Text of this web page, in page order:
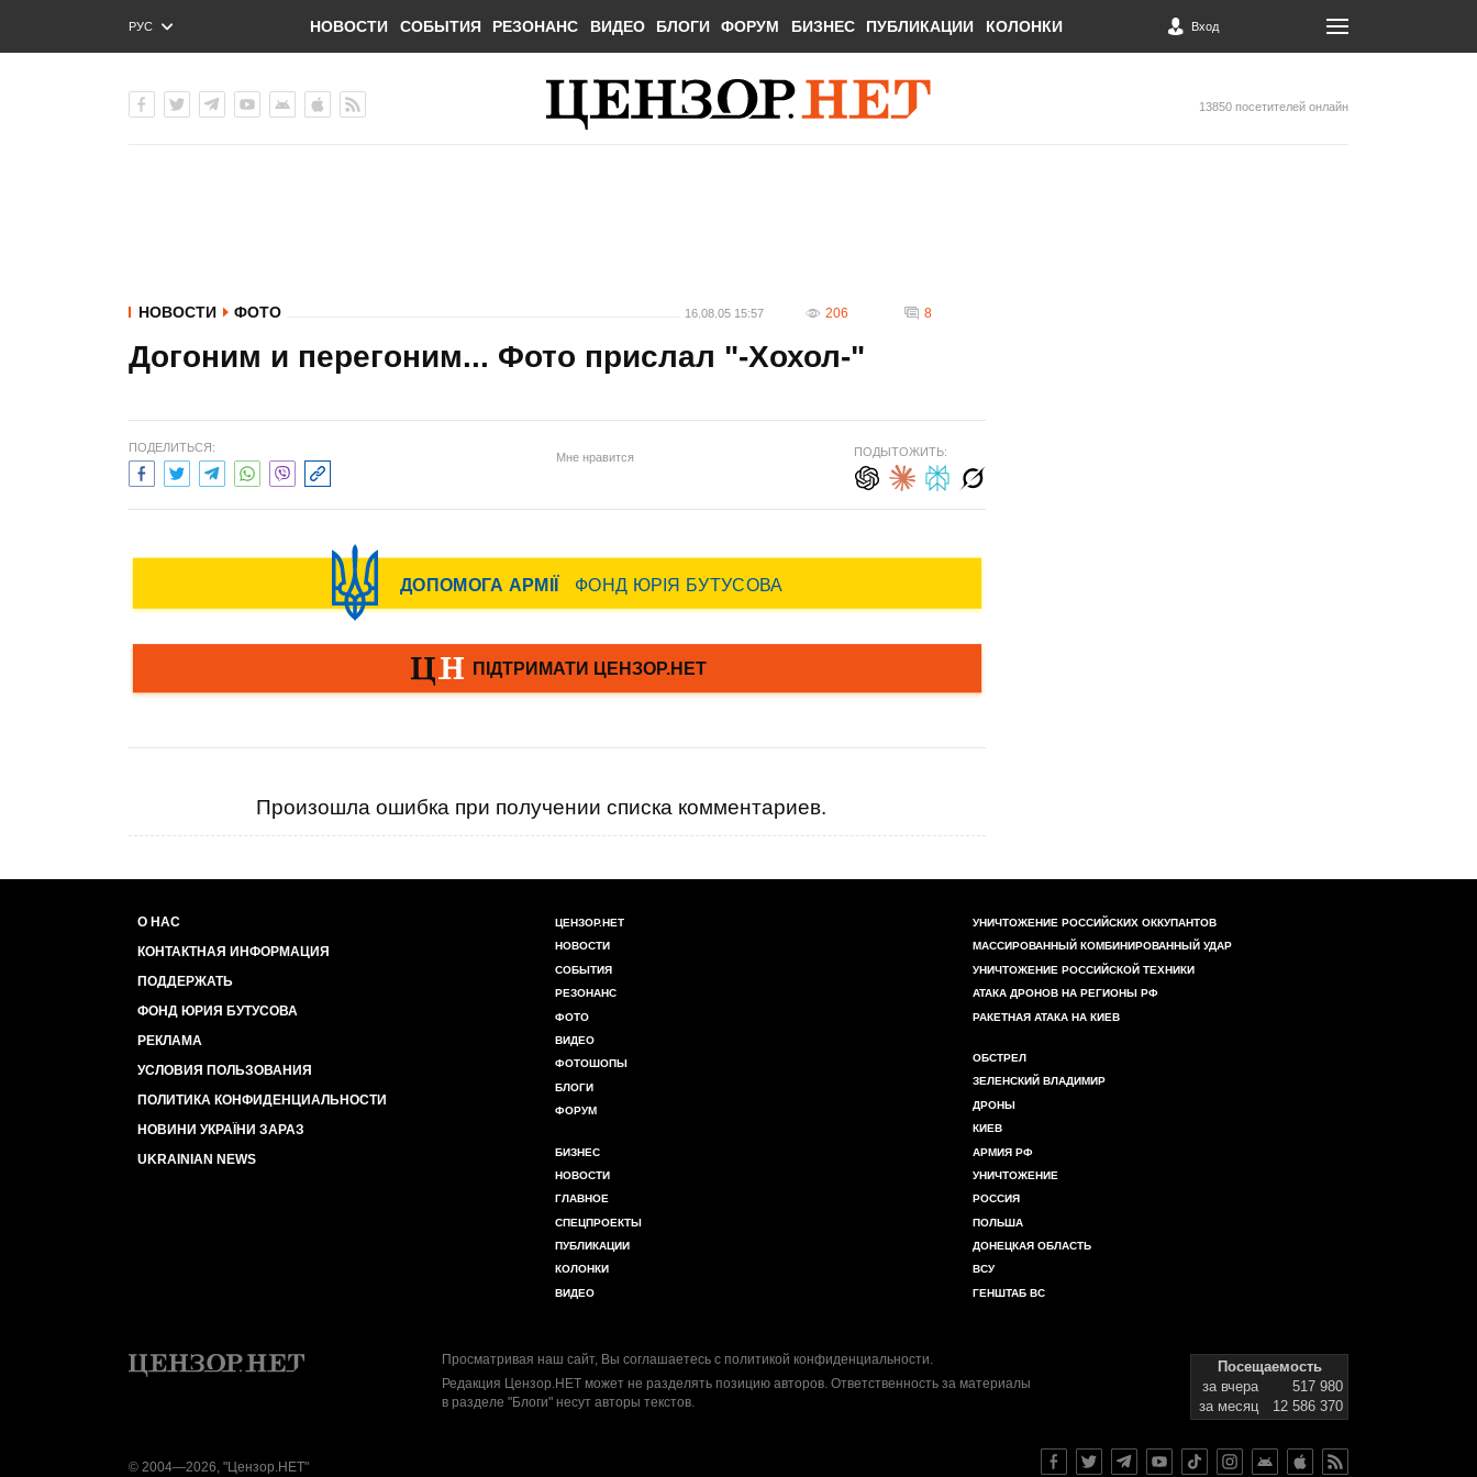
РУС
ENG
НОВОСТИ СОБЫТИЯ РЕЗОНАНС ВИДЕО БЛОГИ ФОРУМ БИЗНЕС ПУБЛИКАЦИИ КОЛОНКИ Вход
13850 посетителей онлайн
НОВОСТИ ФОТО 16.08.05 15:57 206 8
Догоним и перегоним... Фото прислал "-Хохол-"
ПОДЕЛИТЬСЯ:
Мне нравится ПОДЫТОЖИТЬ:
Произошла ошибка при получении списка комментариев.
О НАС
КОНТАКТНАЯ ИНФОРМАЦИЯ
ПОДДЕРЖАТЬ
ФОНД ЮРИЯ БУТУСОВА
РЕКЛАМА
УСЛОВИЯ ПОЛЬЗОВАНИЯ
ПОЛИТИКА КОНФИДЕНЦИАЛЬНОСТИ
НОВИНИ УКРАЇНИ ЗАРАЗ
UKRAINIAN NEWS
ЦЕНЗОР.НЕТ
НОВОСТИ
СОБЫТИЯ
РЕЗОНАНС
ФОТО
ВИДЕО
ФОТОШОПЫ
БЛОГИ
ФОРУМ
БИЗНЕС
НОВОСТИ
ГЛАВНОЕ
СПЕЦПРОЕКТЫ
ПУБЛИКАЦИИ
КОЛОНКИ
ВИДЕО
УНИЧТОЖЕНИЕ РОССИЙСКИХ ОККУПАНТОВ
МАССИРОВАННЫЙ КОМБИНИРОВАННЫЙ УДАР
УНИЧТОЖЕНИЕ РОССИЙСКОЙ ТЕХНИКИ
АТАКА ДРОНОВ НА РЕГИОНЫ РФ
РАКЕТНАЯ АТАКА НА КИЕВ
ОБСТРЕЛ
ЗЕЛЕНСКИЙ ВЛАДИМИР
ДРОНЫ
КИЕВ
АРМИЯ РФ
УНИЧТОЖЕНИЕ
РОССИЯ
ПОЛЬША
ДОНЕЦКАЯ ОБЛАСТЬ
ВСУ
ГЕНШТАБ ВС
Просматривая наш сайт, Вы соглашаетесь с политикой конфиденциальности.
Редакция Цензор.НЕТ может не разделять позицию авторов. Ответственность за материалы
в разделе "Блоги" несут авторы текстов.
Посещаемость
за вчера
517 980
за месяц
12 586 370
© 2004—2026, "Цензор.НЕТ"